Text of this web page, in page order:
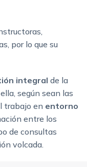
por lo que su
integral de la
según sean las
trabajo en entorno
entre los
de consultas
volcada.